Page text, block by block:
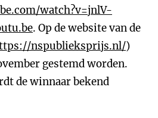
watch?v=jnlV-
. Op de website van de
nspublieksprijs.nl/)
gestemd worden.
de winnaar bekend